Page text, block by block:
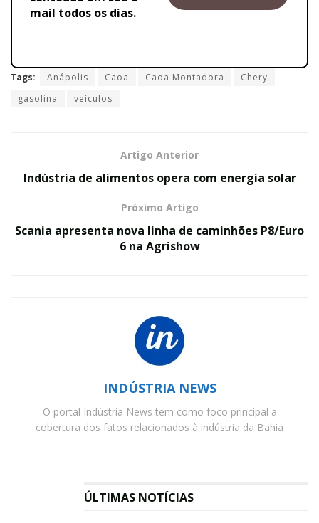
mail todos os dias.
Tags: Anápolis Caoa Caoa Montadora
Chery
gasolina
veículos
Artigo Anterior
Indústria de alimentos opera com energia solar
Próximo Artigo
Scania apresenta nova linha de caminhões P8/Euro
6 na Agrishow
INDÚSTRIA NEWS
O portal Indústria News tem como foco principal a
cobertura dos fatos relacionados à indústria da Bahia
ÚLTIMAS NOTÍCIAS